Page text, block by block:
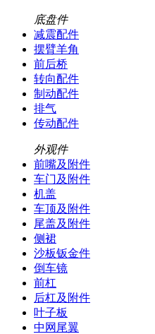
底盘件
减震配件
摆臂羊角
前后桥
转向配件
制动配件
排气
传动配件
外观件
前嘴及附件
车门及附件
机盖
车顶及附件
尾盖及附件
侧裙
沙板钣金件
倒车镜
前杠
后杠及附件
叶子板
中网尾翼